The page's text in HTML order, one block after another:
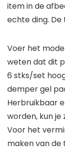
item in de
echte ding.
Voer het
weten dat dit
6 stks/set
demper gel
Herbruikbaar
worden, kun je
Voor het
maken van de